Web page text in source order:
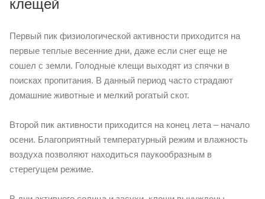
клещей
Первый пик физиологической активности приходится на
первые теплые весенние дни, даже если снег еще не
сошел с земли. Голодные клещи выходят из спячки в
поисках пропитания. В данный период часто страдают
домашние животные и мелкий рогатый скот.
Второй пик активности приходится на конец лета – начало
осени. Благоприятный температурный режим и влажность
воздуха позволяют находиться паукообразным в
стерегущем режиме.